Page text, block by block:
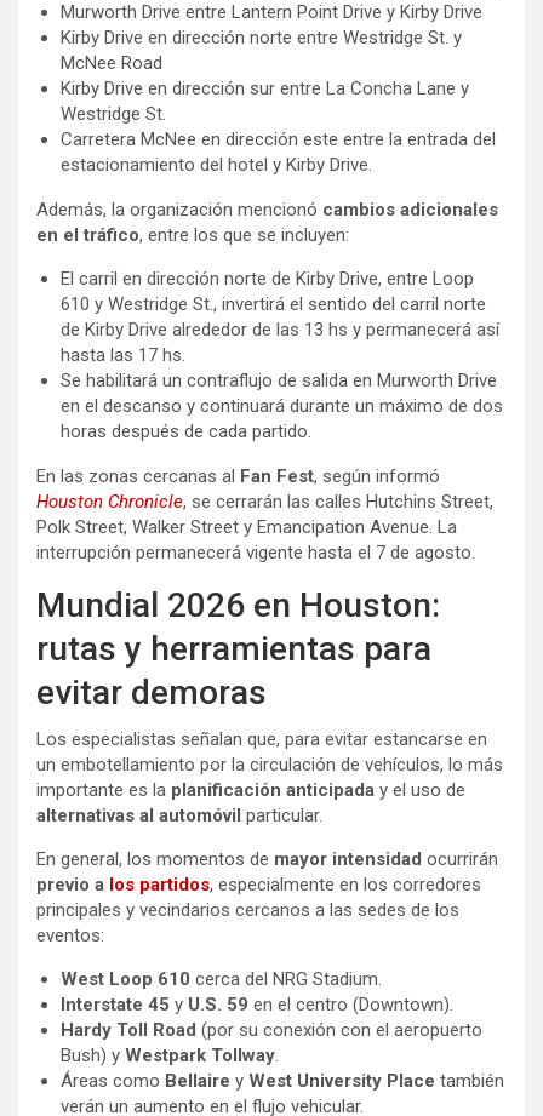
Murworth Drive entre Lantern Point Drive y Kirby Drive
Kirby Drive en dirección norte entre Westridge St. y
McNee Road
Kirby Drive en dirección sur entre La Concha Lane y
Westridge St.
Carretera McNee en dirección este entre la entrada del
estacionamiento del hotel y Kirby Drive.
Además, la organización mencionó cambios adicionales
en el tráfico, entre los que se incluyen:
El carril en dirección norte de Kirby Drive, entre Loop
610 y Westridge St., invertirá el sentido del carril norte
de Kirby Drive alrededor de las 13 hs y permanecerá así
hasta las 17 hs.
Se habilitará un contraflujo de salida en Murworth Drive
en el descanso y continuará durante un máximo de dos
horas después de cada partido.
En las zonas cercanas al Fan Fest, según informó
Houston Chronicle, se cerrarán las calles Hutchins Street,
Polk Street, Walker Street y Emancipation Avenue. La
interrupción permanecerá vigente hasta el 7 de agosto.
Mundial 2026 en Houston:
rutas y herramientas para
evitar demoras
Los especialistas señalan que, para evitar estancarse en
un embotellamiento por la circulación de vehículos, lo más
importante es la planificación anticipada y el uso de
alternativas al automóvil particular.
En general, los momentos de mayor intensidad ocurrirán
previo a los partidos, especialmente en los corredores
principales y vecindarios cercanos a las sedes de los
eventos:
West Loop 610 cerca del NRG Stadium.
Interstate 45 y U.S. 59 en el centro (Downtown).
Hardy Toll Road (por su conexión con el aeropuerto
Bush) y Westpark Tollway.
Áreas como Bellaire y West University Place también
verán un aumento en el flujo vehicular.